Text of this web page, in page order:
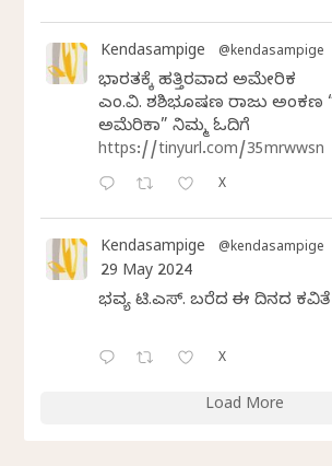
Kendasampige @kendasampige
ಭಾರತಕ್ಕೆ ಹತ್ತಿರವಾದ ಅಮೇರಿಕ
ಎಂ.ವಿ. ಶಶಿಭೂಷಣ ರಾಜು ಅಂಕಣ
ಅಮೆರಿಕಾ” ನಿಮ್ಮ ಓದಿಗೆ
https://tinyurl.com/35mrwwsn
X
Kendasampige @kendasampige
29 May 2024
ಭವ್ಯ ಟಿ.ಎಸ್. ಬರೆದ ಈ ದಿನದ ಕವಿತೆ
X
Load More